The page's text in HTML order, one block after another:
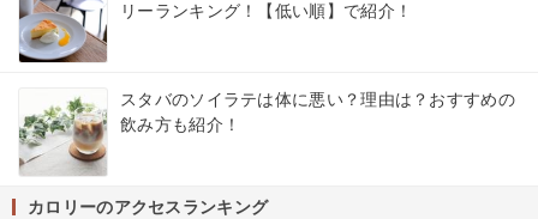
リーランキング！【低い順】で紹介！
スタバのソイラテは体に悪い？理由は？おすすめの
飲み方も紹介！
カロリーのアクセスランキング